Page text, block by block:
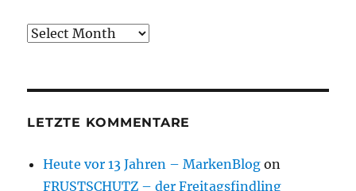
Archive
LETZTE KOMMENTARE
Heute vor 13 Jahren – MarkenBlog on
FRUSTSCHUTZ – der Freitagsfindling